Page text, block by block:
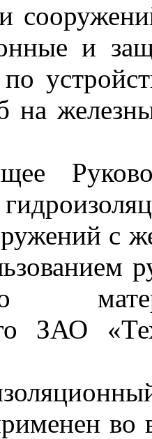
и
на
с
ЗАО
во